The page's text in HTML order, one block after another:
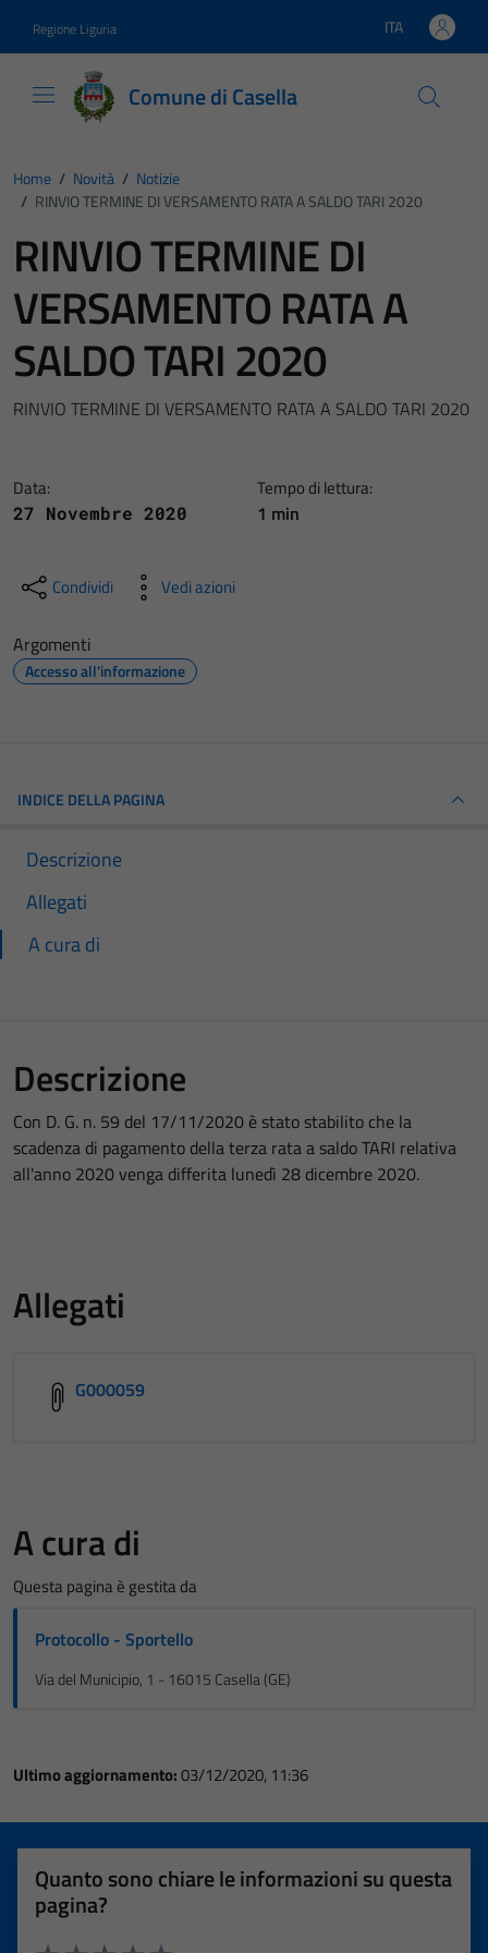
Regione Liguria Lingua attiva:
ITA
Comune di Casella
Home / Novità / Notizie
/ RINVIO TERMINE DI VERSAMENTO RATA A SALDO TARI 2020
RINVIO TERMINE DI
VERSAMENTO RATA A
SALDO TARI 2020
RINVIO TERMINE DI VERSAMENTO RATA A SALDO TARI 2020
Data:
27 Novembre 2020
Tempo di lettura:
1 min
Condividi Vedi azioni
Argomenti
Accesso all'informazione
INDICE DELLA PAGINA
Descrizione
Allegati
A cura di
Descrizione
Con D. G. n. 59 del 17/11/2020 è stato stabilito che la
scadenza di pagamento della terza rata a saldo TARI relativa
all'anno 2020 venga differita lunedì 28 dicembre 2020.
Allegati
G000059
A cura di
Questa pagina è gestita da
Protocollo - Sportello
Via del Municipio, 1 - 16015 Casella (GE)
Ultimo aggiornamento:03/12/2020, 11:36
Quanto sono chiare le informazioni su questa
pagina?